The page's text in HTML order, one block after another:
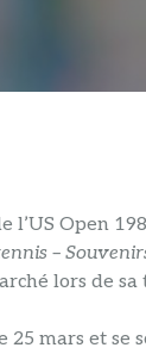
l’US Open
–
lors de
25 mars et se